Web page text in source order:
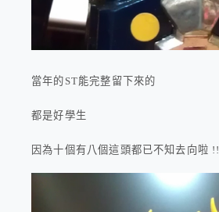
當年的ST能完整留下來的
都是好學生
因為十個有八個這頭都已不知去向啦 !!